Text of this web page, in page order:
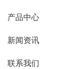
牵引性能。 增加纵
能力。 抗撕裂耐磨
况。 加宽行驶面，
查看更多
产品中心
新闻资讯
联系我们